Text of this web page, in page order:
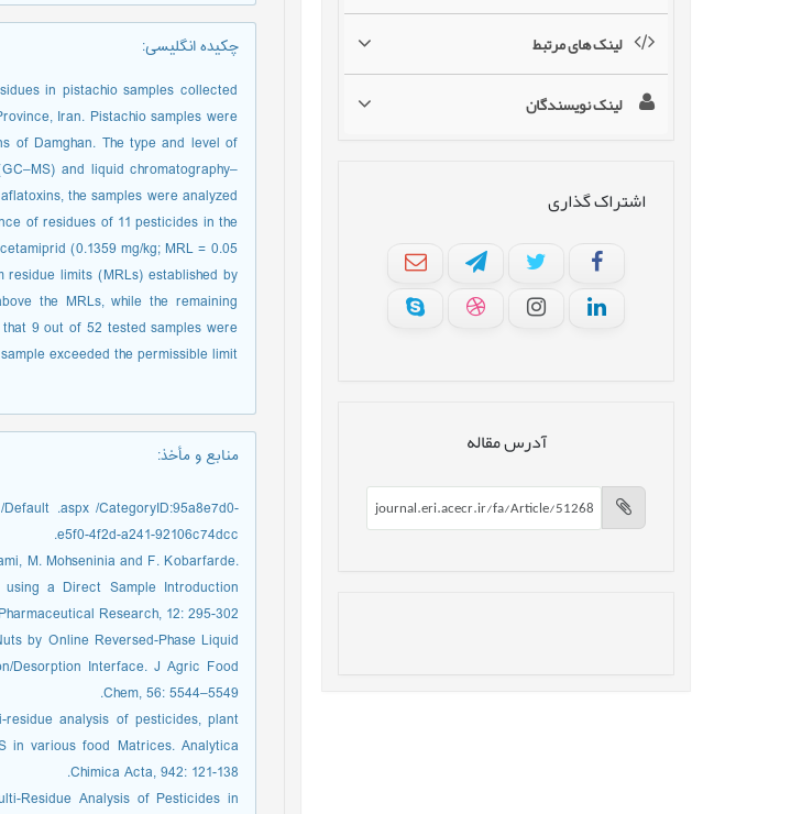
لینک های مرتبط
لینک نویسندگان
اشتراک گذاری
آدرس مقاله
چکیده انگلیسی:
in pistachio samples collected
Iran. Pistachio samples were
of Damghan. The type and level of
and liquid chromatography–
the samples were analyzed
of residues of 11 pesticides in the
(0.1359 mg/kg; MRL = 0.05
residue limits (MRLs) established by
the MRLs, while the remaining
9 out of 52 tested samples were
exceeded the permissible limit.
منابع و مأخذ:
.aspx /CategoryID:95a8e7d0-
e5f0-4f2d-a241-92106c74dcc.
M. Mohseninia and F. Kobarfarde.
a Direct Sample Introduction
Research, 12: 295-302.
by Online Reversed-Phase Liquid
Desorption Interface. J Agric Food
Chem, 56: 5544–5549.
analysis of pesticides, plant
in various food Matrices. Analytica
Chimica Acta, 942: 121-138.
Residue Analysis of Pesticides in